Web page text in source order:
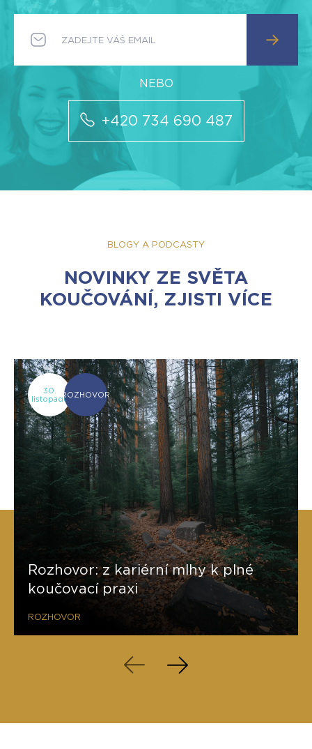
+420 734 690 487
BLOGY A PODCASTY
NOVINKY ZE SVĚTA
KOUČOVÁNÍ, ZJISTI VÍCE
30.
listopaduROZHOVOR
Rozhovor: z kariérní mlhy k plné
koučovací praxi
ROZHOVOR